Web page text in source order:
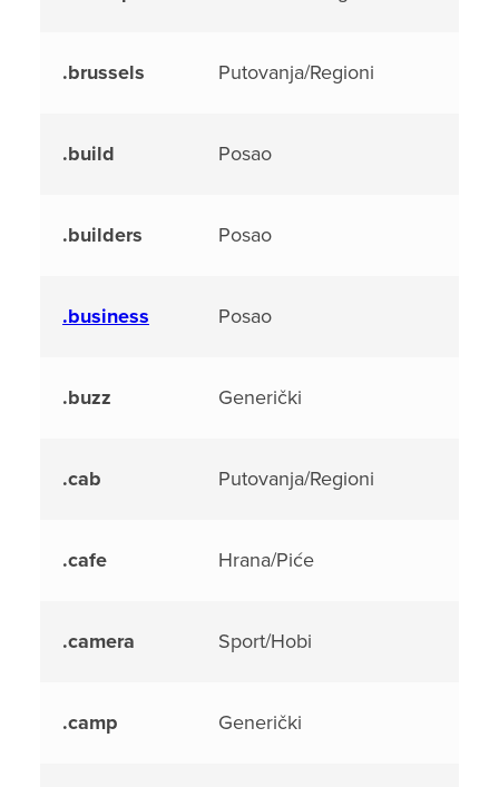
.brussels Putovanja/Regioni
.build Posao
.builders Posao
.business Posao
.buzz Generički
.cab Putovanja/Regioni
.cafe Hrana/Piće
.camera Sport/Hobi
.camp Generički